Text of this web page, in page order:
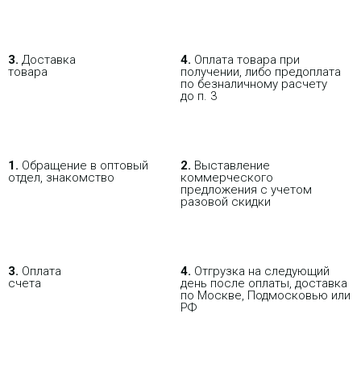
3. Доставка
товара
4. Оплата товара при
получении, либо предоплата
по безналичному расчету
до п. 3
1. Обращение в оптовый
отдел, знакомство
2. Выставление
коммерческого
предложения с учетом
разовой скидки
3. Оплата
счета
4. Отгрузка на следующий
день после оплаты, доставка
по Москве, Подмосковью или
РФ